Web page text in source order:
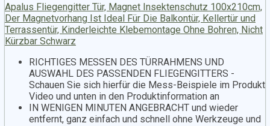
Apalus Fliegengitter Tür, Magnet Insektenschutz 100x210cm,
Der Magnetvorhang Ist Ideal Für Die Balkontür, Kellertür und
Terrassentür, Kinderleichte Klebemontage Ohne Bohren, Nicht
Kürzbar Schwarz
RICHTIGES MESSEN DES TÜRRAHMENS UND
AUSWAHL DES PASSENDEN FLIEGENGITTERS -
Schauen Sie sich hierfür die Mess-Beispiele im Produkt
Video und unten in den Produktinformation an
IN WENIGEN MINUTEN ANGEBRACHT und wieder
entfernt, ganz einfach und schnell ohne Werkzeuge und